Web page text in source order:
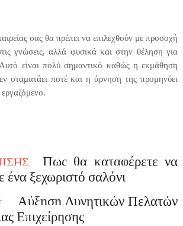
σας θα πρέπει να επιλεχθούν με προσοχή
γνώσεις, αλλά φυσικά και στην θέληση για
είναι πολύ σημαντικό καθώς η εκμάθηση
σταματάει ποτέ και η άρνηση της προμηνύει
Πως θα καταφέρετε να
ένα ξεχωριστό σαλόνι
Αύξηση Δυνητικών Πελατών
Επιχείρησης